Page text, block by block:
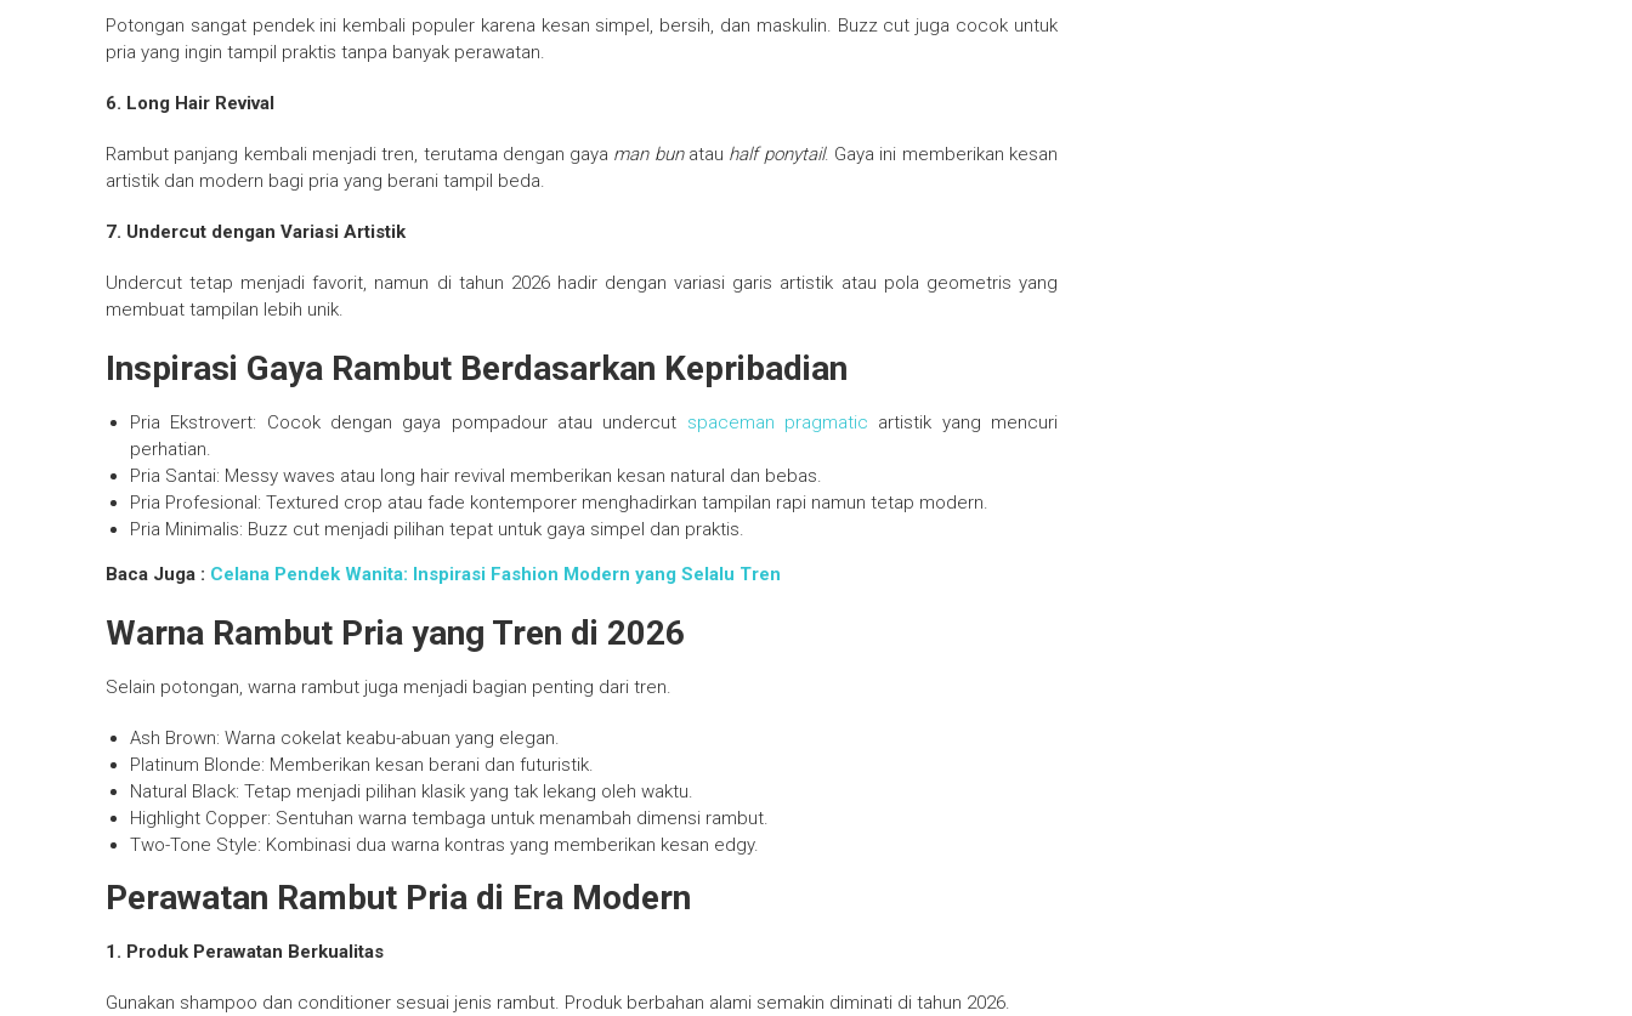
Potongan sangat pendek ini kembali populer karena kesan simpel, bersih, dan maskulin. Buzz cut juga cocok untuk
pria yang ingin tampil praktis tanpa banyak perawatan.
6. Long Hair Revival
Rambut panjang kembali menjadi tren, terutama dengan gaya man bunatau half ponytail. Gaya ini memberikan kesan
artistik dan modern bagi pria yang berani tampil beda.
7. Undercut dengan Variasi Artistik
Undercut tetap menjadi favorit, namun di tahun 2026 hadir dengan variasi garis artistik atau pola geometris yang
membuat tampilan lebih unik.
Inspirasi Gaya Rambut Berdasarkan Kepribadian
Pria Ekstrovert: Cocok dengan gaya pompadour atau undercut spaceman pragmatic artistik yang mencuri
perhatian.
Pria Santai: Messy waves atau long hair revival memberikan kesan natural dan bebas.
Pria Profesional: Textured crop atau fade kontemporer menghadirkan tampilan rapi namun tetap modern.
Pria Minimalis: Buzz cut menjadi pilihan tepat untuk gaya simpel dan praktis.
Baca Juga : Celana Pendek Wanita: Inspirasi Fashion Modern yang Selalu Tren
Warna Rambut Pria yang Tren di 2026
Selain potongan, warna rambut juga menjadi bagian penting dari tren.
Ash Brown: Warna cokelat keabu-abuan yang elegan.
Platinum Blonde: Memberikan kesan berani dan futuristik.
Natural Black: Tetap menjadi pilihan klasik yang tak lekang oleh waktu.
Highlight Copper: Sentuhan warna tembaga untuk menambah dimensi rambut.
Two-Tone Style: Kombinasi dua warna kontras yang memberikan kesan edgy.
Perawatan Rambut Pria di Era Modern
1. Produk Perawatan Berkualitas
Gunakan shampoo dan conditioner sesuai jenis rambut. Produk berbahan alami semakin diminati di tahun 2026.